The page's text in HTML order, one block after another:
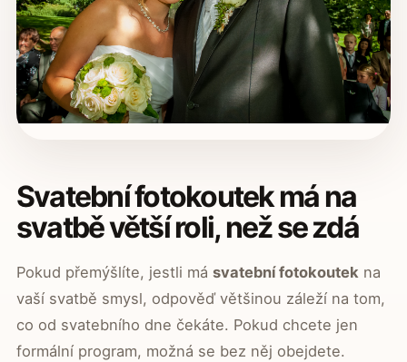
Svatební fotokoutek má na
svatbě větší roli, než se zdá
Pokud přemýšlíte, jestli má svatební fotokoutek na
vaší svatbě smysl, odpověď většinou záleží na tom,
co od svatebního dne čekáte. Pokud chcete jen
formální program, možná se bez něj obejdete.